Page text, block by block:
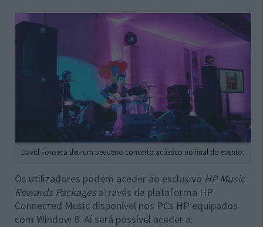
David Fonseca deu um pequeno concerto acústico no final do evento.
Os utilizadores podem aceder ao exclusivo HP Music
Rewards Packages através da plataforma HP
Connected Music disponível nos PCs HP equipados
com Window 8. Aí será possível aceder a: